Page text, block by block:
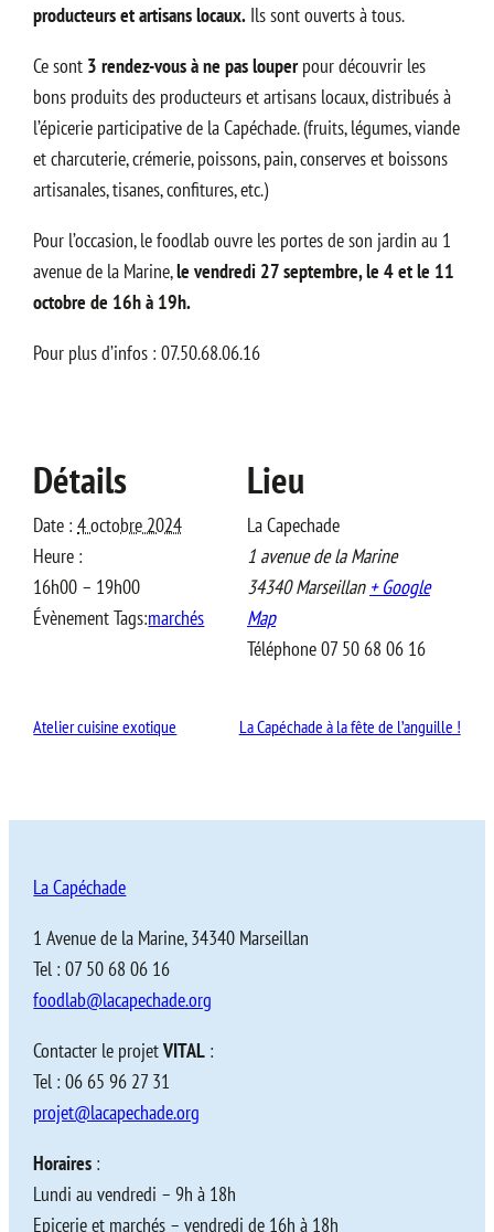
producteurs et artisans locaux. Ils sont ouverts à tous.
Ce sont 3 rendez-vous à ne pas louperpour découvrir les
bons produits des producteurs et artisans locaux, distribués à
l’épicerie participative de la Capéchade. (fruits, légumes, viande
et charcuterie, crémerie, poissons, pain, conserves et boissons
artisanales, tisanes, confitures, etc.)
Pour l’occasion, le foodlab ouvre les portes de son jardin au 1
avenue de la Marine,le vendredi 27 septembre, le 4 et le 11
octobre de 16h à 19h.
Pour plus d’infos : 07.50.68.06.16
Détails
Date : 4 octobre 2024
Heure :
16h00 – 19h00
Évènement Tags:marchés
Lieu
La Capechade
1 avenue de la Marine
34340 Marseillan + Google
Map
Téléphone07 50 68 06 16
Atelier cuisine exotique La Capéchade à la fête de l’anguille !
La Capéchade
1 Avenue de la Marine, 34340 Marseillan
Tel : 07 50 68 06 16
foodlab@lacapechade.org
Contacter le projetVITAL :
Tel : 06 65 96 27 31
projet@lacapechade.org
Horaires :
Lundi au vendredi – 9h à 18h
Epicerie et marchés – vendredi de 16h à 18h